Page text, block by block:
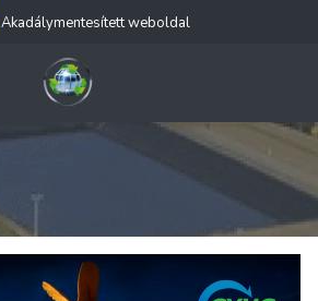
Akadálymentesített weboldal